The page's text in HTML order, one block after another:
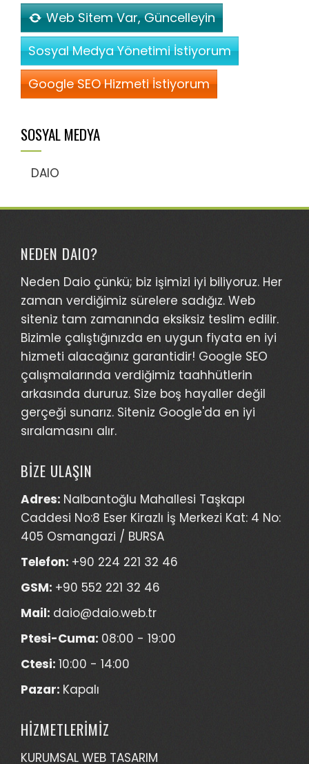
Web Sitem Var, Güncelleyin
Sosyal Medya Yönetimi İstiyorum
Google SEO Hizmeti İstiyorum
SOSYAL MEDYA
DAIO
NEDEN DAIO?
Neden Daio çünkü; biz işimizi iyi biliyoruz. Her
zaman verdiğimiz sürelere sadığız. Web
siteniz tam zamanında eksiksiz teslim edilir.
Bizimle çalıştığınızda en uygun fiyata en iyi
hizmeti alacağınız garantidir! Google SEO
çalışmalarında verdiğimiz taahhütlerin
arkasında dururuz. Size boş hayaller değil
gerçeği sunarız. Siteniz Google'da en iyi
sıralamasını alır.
BİZE ULAŞIN
Adres: Nalbantoğlu Mahallesi Taşkapı
Caddesi No:8 Eser Kirazlı İş Merkezi Kat: 4 No:
405 Osmangazi / BURSA
Telefon: +90 224 221 32 46
GSM: +90 552 221 32 46
Mail: daio@daio.web.tr
Ptesi-Cuma: 08:00 - 19:00
Ctesi: 10:00 - 14:00
Pazar: Kapalı
HİZMETLERİMİZ
KURUMSAL WEB TASARIM